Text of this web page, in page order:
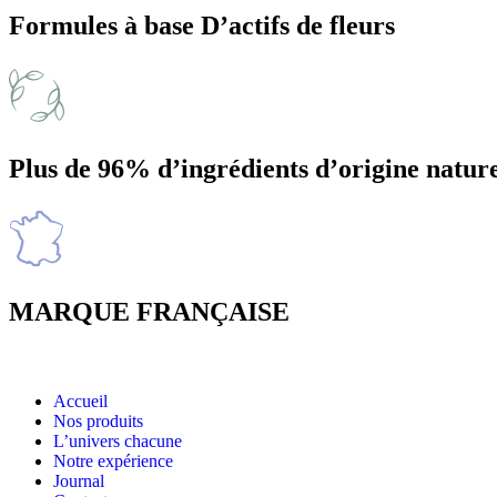
Formules à base D’actifs de fleurs
Plus de 96% d’ingrédients d’origine
MARQUE FRANÇAISE
Accueil
Nos produits
L’univers chacune
Notre expérience
Journal